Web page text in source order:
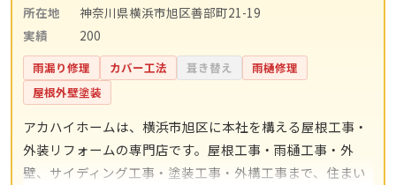
所在地
神奈川県横浜市旭区善部町21-19
実績
200
雨漏り修理 カバー工法 葺き替え
雨樋修理
屋根外壁塗装
アカハイホームは、横浜市旭区に本社を構える屋根工事・
外装リフォームの専門店です。屋根工事・雨樋工事・外
壁、サイディング工事・塗装工事・外構工事まで、住まい